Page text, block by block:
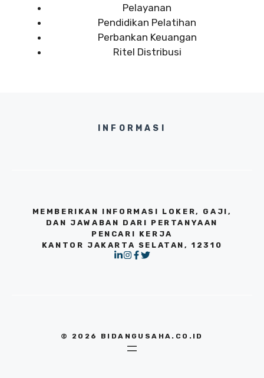
Pelayanan
Pendidikan Pelatihan
Perbankan Keuangan
Ritel Distribusi
INFORMASI
MEMBERIKAN INFORMASI LOKER, GAJI,
DAN JAWABAN DARI PERTANYAAN
PENCARI KERJA
KANTOR JAKARTA SELATAN, 12310
© 2026 BIDANGUSAHA.CO.ID